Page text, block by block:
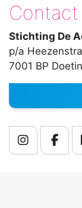
Contact
Stichting De
p/a
7001 BP